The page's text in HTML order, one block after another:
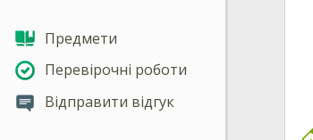
Предмети
Перевірочні роботи
Відправити відгук